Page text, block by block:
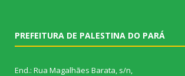
PREFEITURA DE PALESTINA DO PARÁ
End.: Rua Magalhães Barata, s/n,